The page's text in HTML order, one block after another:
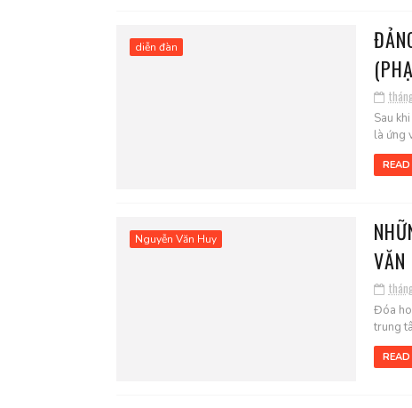
diễn đàn
Sau
là ứng
READ
Nguyễn Văn Huy
VĂN
Đóa
trung
READ